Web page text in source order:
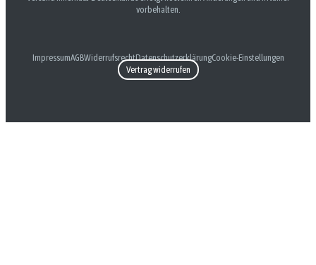
vorbehalten.
ImpressumAGBWiderrufsrechtDatenschutzerklärungCookie-Einstellungen
Vertrag widerrufen